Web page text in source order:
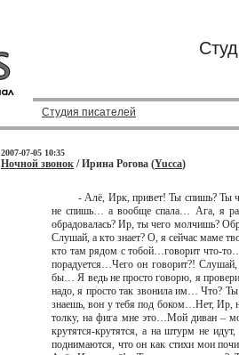
Студия писателей
2007-07-05 10:35
Ночной звонок / Ирина Рогова (Yucca)
- Алё, Ирк, привет! Ты спишь? Ты
не спишь… а вообще спала… Ага, я
обрадовалась? Ир, ты чего молчишь?
Слушай, а кто знает? О, я сейчас маме
кто там рядом с тобой…говорит что-
порадуется…Чего он говорит?!
бы… Я ведь не просто говорю, я
надо, я просто так звонила им… Что?
знаешь, вон у тебя под боком…Нет, Ир,
толку, на фига мне это…Мой диван –
крутятся-крутятся, а на штурм не
поднимаются, что он как стихи мои